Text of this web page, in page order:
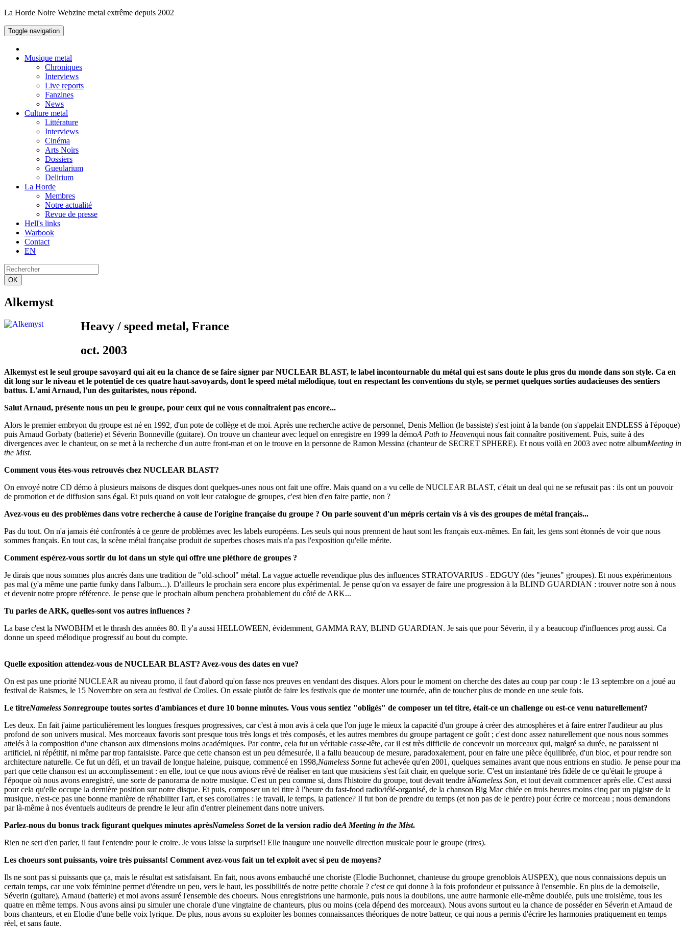
La Horde Noire Webzine metal extrême depuis 2002
Toggle navigation
Musique metal
Chroniques
Interviews
Live reports
Fanzines
News
Culture metal
Littérature
Interviews
Cinéma
Arts Noirs
Dossiers
Gueularium
Delirium
La Horde
Membres
Notre actualité
Revue de presse
Hell's links
Warbook
Contact
EN
OK
Alkemyst
Heavy / speed metal, France
oct. 2003
Alkemyst est le seul groupe savoyard qui ait eu la chance de se faire signer par NUCLEAR BLAST, le label incontournable du métal qui est sans doute le plus gros du monde dans son style. Ca en
dit long sur le niveau et le potentiel de ces quatre haut-savoyards, dont le speed métal mélodique, tout en respectant les conventions du style, se permet quelques sorties audacieuses des sentiers
battus. L'ami Arnaud, l'un des guitaristes, nous répond.
Salut Arnaud, présente nous un peu le groupe, pour ceux qui ne vous connaîtraient pas encore...
Alors le premier embryon du groupe est né en 1992, d'un pote de collège et de moi. Après une recherche active de personnel, Denis Mellion (le bassiste) s'est joint à la bande (on s'appelait ENDLESS à l'époque)
puis Arnaud Gorbaty (batterie) et Séverin Bonneville (guitare). On trouve un chanteur avec lequel on enregistre en 1999 la démoA Path to Heavenqui nous fait connaître positivement. Puis, suite à des
divergences avec le chanteur, on se met à la recherche d'un autre front-man et on le trouve en la personne de Ramon Messina (chanteur de SECRET SPHERE). Et nous voilà en 2003 avec notre albumMeeting in
the Mist.
Comment vous êtes-vous retrouvés chez NUCLEAR BLAST?
On envoyé notre CD démo à plusieurs maisons de disques dont quelques-unes nous ont fait une offre. Mais quand on a vu celle de NUCLEAR BLAST, c'était un deal qui ne se refusait pas : ils ont un pouvoir
de promotion et de diffusion sans égal. Et puis quand on voit leur catalogue de groupes, c'est bien d'en faire partie, non ?
Avez-vous eu des problèmes dans votre recherche à cause de l'origine française du groupe ? On parle souvent d'un mépris certain vis à vis des groupes de métal français...
Pas du tout. On n'a jamais été confrontés à ce genre de problèmes avec les labels européens. Les seuls qui nous prennent de haut sont les français eux-mêmes. En fait, les gens sont étonnés de voir que nous
sommes français. En tout cas, la scène métal française produit de superbes choses mais n'a pas l'exposition qu'elle mérite.
Comment espérez-vous sortir du lot dans un style qui offre une pléthore de groupes ?
Je dirais que nous sommes plus ancrés dans une tradition de "old-school" métal. La vague actuelle revendique plus des influences STRATOVARIUS - EDGUY (des "jeunes" groupes). Et nous expérimentons
pas mal (y'a même une partie funky dans l'album...). D'ailleurs le prochain sera encore plus expérimental. Je pense qu'on va essayer de faire une progression à la BLIND GUARDIAN : trouver notre son à nous
et devenir notre propre référence. Je pense que le prochain album penchera probablement du côté de ARK...
Tu parles de ARK, quelles-sont vos autres influences ?
La base c'est la NWOBHM et le thrash des années 80. Il y'a aussi HELLOWEEN, évidemment, GAMMA RAY, BLIND GUARDIAN. Je sais que pour Séverin, il y a beaucoup d'influences prog aussi. Ca
donne un speed mélodique progressif au bout du compte.
Quelle exposition attendez-vous de NUCLEAR BLAST? Avez-vous des dates en vue?
On est pas une priorité NUCLEAR au niveau promo, il faut d'abord qu'on fasse nos preuves en vendant des disques. Alors pour le moment on cherche des dates au coup par coup : le 13 septembre on a joué au
festival de Raismes, le 15 Novembre on sera au festival de Crolles. On essaie plutôt de faire les festivals que de monter une tournée, afin de toucher plus de monde en une seule fois.
Le titreNameless Sonregroupe toutes sortes d'ambiances et dure 10 bonne minutes. Vous vous sentiez "obligés" de composer un tel titre, était-ce un challenge ou est-ce venu naturellement?
Les deux. En fait j'aime particulièrement les longues fresques progressives, car c'est à mon avis à cela que l'on juge le mieux la capacité d'un groupe à créer des atmosphères et à faire entrer l'auditeur au plus
profond de son univers musical. Mes morceaux favoris sont presque tous très longs et très composés, et les autres membres du groupe partagent ce goût ; c'est donc assez naturellement que nous nous sommes
attelés à la composition d'une chanson aux dimensions moins académiques. Par contre, cela fut un véritable casse-tête, car il est très difficile de concevoir un morceaux qui, malgré sa durée, ne paraissent ni
artificiel, ni répétitif, ni même par trop fantaisiste. Parce que cette chanson est un peu démesurée, il a fallu beaucoup de mesure, paradoxalement, pour en faire une pièce équilibrée, d'un bloc, et pour rendre son
architecture naturelle. Ce fut un défi, et un travail de longue haleine, puisque, commencé en 1998,Nameless Sonne fut achevée qu'en 2001, quelques semaines avant que nous entrions en studio. Je pense pour ma
part que cette chanson est un accomplissement : en elle, tout ce que nous avions rêvé de réaliser en tant que musiciens s'est fait chair, en quelque sorte. C'est un instantané très fidèle de ce qu'était le groupe à
l'époque où nous avons enregistré, une sorte de panorama de notre musique. C'est un peu comme si, dans l'histoire du groupe, tout devait tendre àNameless Son, et tout devait commencer après elle. C'est aussi
pour cela qu'elle occupe la dernière position sur notre disque. Et puis, composer un tel titre à l'heure du fast-food radio/télé-organisé, de la chanson Big Mac chiée en trois heures moins cinq par un pigiste de la
musique, n'est-ce pas une bonne manière de réhabiliter l'art, et ses corollaires : le travail, le temps, la patience? Il fut bon de prendre du temps (et non pas de le perdre) pour écrire ce morceau ; nous demandons
par là-même à nos éventuels auditeurs de prendre le leur afin d'entrer pleinement dans notre univers.
Parlez-nous du bonus track figurant quelques minutes aprèsNameless Sonet de la version radio deA Meeting in the Mist.
Rien ne sert d'en parler, il faut l'entendre pour le croire. Je vous laisse la surprise!! Elle inaugure une nouvelle direction musicale pour le groupe (rires).
Les choeurs sont puissants, voire très puissants! Comment avez-vous fait un tel exploit avec si peu de moyens?
Ils ne sont pas si puissants que ça, mais le résultat est satisfaisant. En fait, nous avons embauché une choriste (Elodie Buchonnet, chanteuse du groupe grenoblois AUSPEX), que nous connaissions depuis un
certain temps, car une voix féminine permet d'étendre un peu, vers le haut, les possibilités de notre petite chorale ? c'est ce qui donne à la fois profondeur et puissance à l'ensemble. En plus de la demoiselle,
Séverin (guitare), Arnaud (batterie) et moi avons assuré l'ensemble des choeurs. Nous enregistrions une harmonie, puis nous la doublions, une autre harmonie elle-même doublée, puis une troisième, tous les
quatre en même temps. Nous avons ainsi pu simuler une chorale d'une vingtaine de chanteurs, plus ou moins (cela dépend des morceaux). Nous avons surtout eu la chance de posséder en Séverin et Arnaud de
bons chanteurs, et en Elodie d'une belle voix lyrique. De plus, nous avons su exploiter les bonnes connaissances théoriques de notre batteur, ce qui nous a permis d'écrire les harmonies pratiquement en temps
réel, et sans faute.